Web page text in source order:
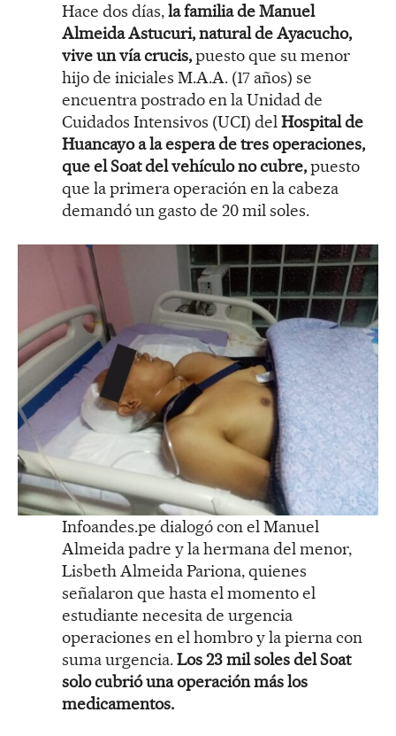
Hace dos días,la familia de Manuel
Almeida Astucuri, natural de Ayacucho,
vive un vía crucis,puesto que su menor
hijo de iniciales M.A.A. (17 años) se
encuentra postrado en la Unidad de
Cuidados Intensivos (UCI) delHospital de
Huancayo a la espera de tres operaciones,
que el Soat del vehículo no cubre,puesto
que la primera operación en la cabeza
demandó un gasto de 20 mil soles.
Infoandes.pe dialogó con el Manuel
Almeida padre y la hermana del menor,
Lisbeth Almeida Pariona, quienes
señalaron que hasta el momento el
estudiante necesita de urgencia
operaciones en el hombro y la pierna con
suma urgencia.Los 23 mil soles del Soat
solo cubrió una operación más los
medicamentos.